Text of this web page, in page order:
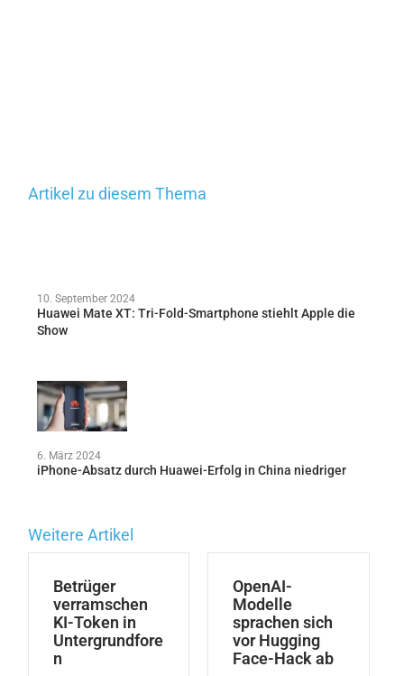
Artikel zu diesem Thema
10. September 2024
Huawei Mate XT: Tri-Fold-Smartphone stiehlt Apple die
Show
6. März 2024
iPhone-Absatz durch Huawei-Erfolg in China niedriger
Weitere Artikel
Betrüger
verramschen
KI-Token in
Untergrundfore
n
OpenAI-
Modelle
sprachen sich
vor Hugging
Face-Hack ab